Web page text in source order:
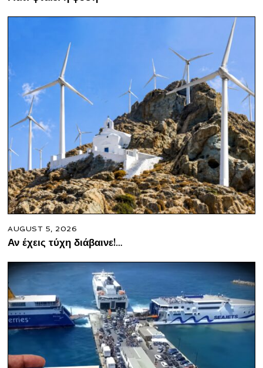
AUGUST 5, 2026
Αν έχεις τύχη διάβαινε!…